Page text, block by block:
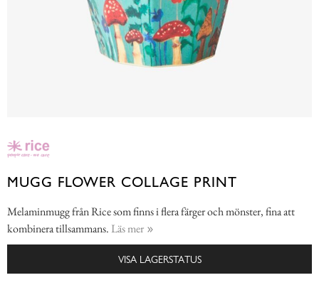
MUGG FLOWER COLLAGE PRINT
Melaminmugg från Rice som finns i flera färger och mönster, fina att
kombinera tillsammans. Läs mer
VISA LAGERSTATUS